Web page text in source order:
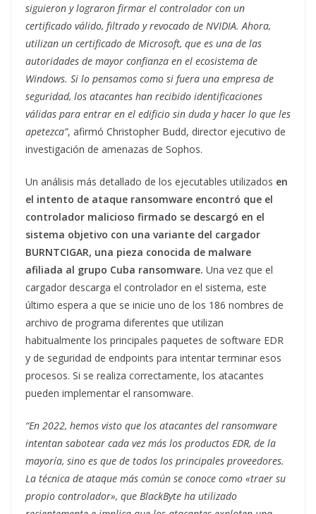
siguieron y lograron firmar el controlador con un
certificado válido, filtrado y revocado de NVIDIA. Ahora,
utilizan un certificado de Microsoft, que es una de las
autoridades de mayor confianza en el ecosistema de
Windows. Si lo pensamos como si fuera una empresa de
seguridad, los atacantes han recibido identificaciones
válidas para entrar en el edificio sin duda y hacer lo que les
apetezca”, afirmó Christopher Budd, director ejecutivo de
investigación de amenazas de Sophos.
Un análisis más detallado de los ejecutables utilizados en
el intento de ataque ransomware encontró que el
controlador malicioso firmado se descargó en el
sistema objetivo con una variante del cargador
BURNTCIGAR, una pieza conocida de malware
afiliada al grupo Cuba ransomware. Una vez que el
cargador descarga el controlador en el sistema, este
último espera a que se inicie uno de los 186 nombres de
archivo de programa diferentes que utilizan
habitualmente los principales paquetes de software EDR
y de seguridad de endpoints para intentar terminar esos
procesos. Si se realiza correctamente, los atacantes
pueden implementar el ransomware.
“En 2022, hemos visto que los atacantes del ransomware
intentan sabotear cada vez más los productos EDR, de la
mayoría, sino es que de todos los principales proveedores.
La técnica de ataque más común se conoce como «traer su
propio controlador», que BlackByte ha utilizado